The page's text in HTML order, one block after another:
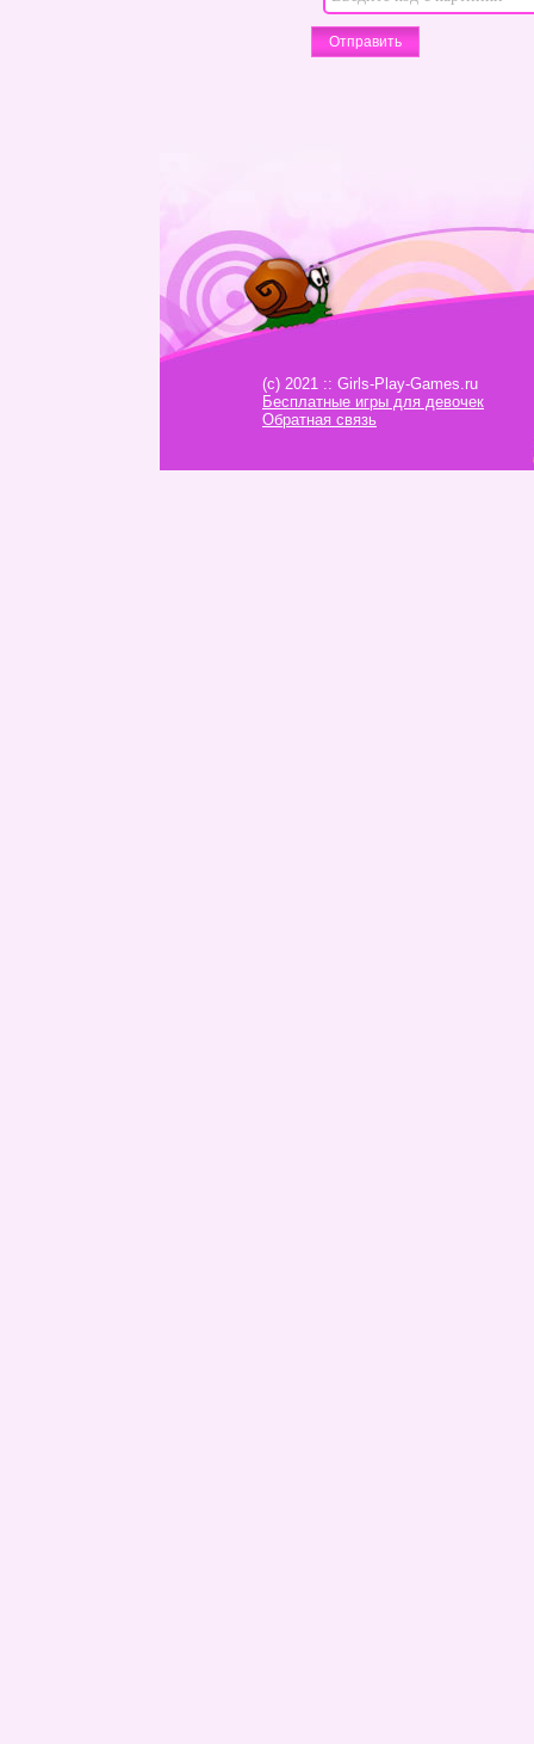
(c) 2021 :: Girls-Play-Games.ru
Бесплатные игры для девочек
Обратная связь